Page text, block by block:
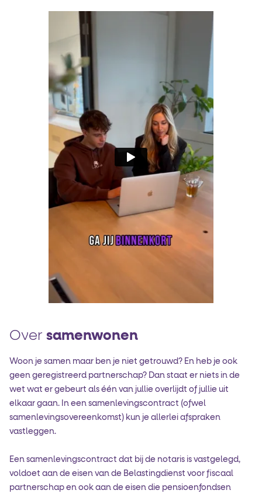
Over samenwonen
Woon je samen maar ben je niet getrouwd? En heb je ook
geen geregistreerd partnerschap? Dan staat er niets in de
wet wat er gebeurt als één van jullie overlijdt of jullie uit
elkaar gaan. In een samenlevings­contract (ofwel
samenlevings­overeenkomst) kun je allerlei afspraken
vastleggen.
Een samenlevingscontract dat bij de notaris is vastgelegd,
voldoet aan de eisen van de Belastingdienst voor fiscaal
partnerschap en ook aan de eisen die pensioenfondsen